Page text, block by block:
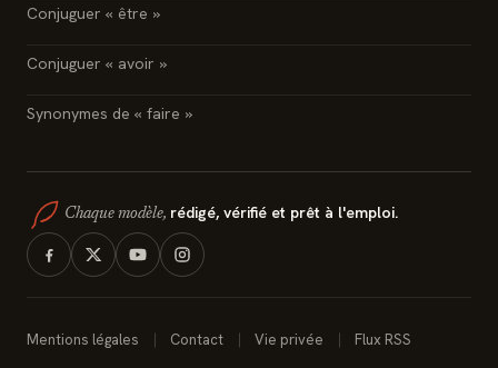
Conjuguer « être »
Conjuguer « avoir »
Synonymes de « faire »
Chaque modèle, rédigé, vérifié et prêt à l'emploi.
Mentions légales Contact Vie privée Flux RSS